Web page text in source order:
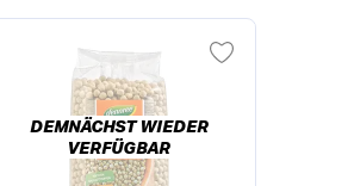
DEMNÄCHST WIEDER
VERFÜGBAR